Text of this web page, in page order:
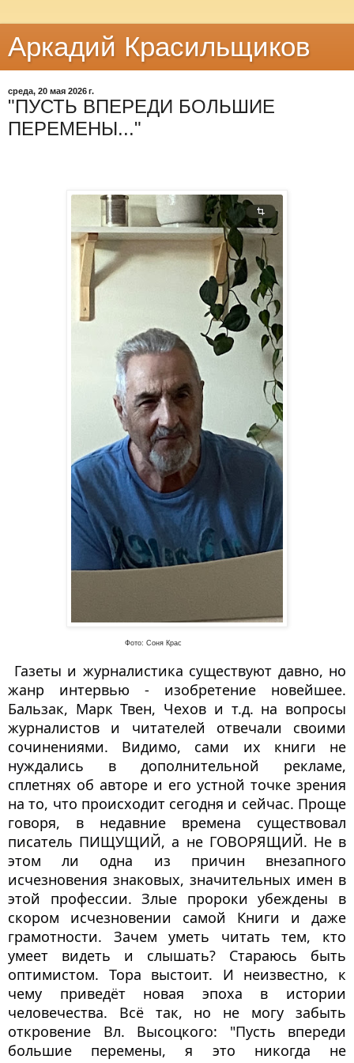
Аркадий Красильщиков
среда, 20 мая 2026 г.
"ПУСТЬ ВПЕРЕДИ БОЛЬШИЕ
ПЕРЕМЕНЫ..."
Фото: Соня Крас
жанр интервью - изобретение новейшее.
Бальзак, Марк Твен, Чехов и т.д. на вопросы
журналистов и читателей отвечали своими
сочинениями. Видимо, сами их книги не
нуждались в дополнительной рекламе,
сплетнях об авторе и его устной точке зрения
на то, что происходит сегодня и сейчас. Проще
говоря, в недавние времена существовал
писатель ПИЩУЩИЙ, а не ГОВОРЯЩИЙ. Не в
этом ли одна из причин внезапного
исчезновения знаковых, значительных имен в
этой профессии. Злые пророки убеждены в
скором исчезновении самой Книги и даже
грамотности. Зачем уметь читать тем, кто
умеет видеть и слышать? Стараюсь быть
оптимистом. Тора выстоит. И неизвестно, к
чему приведёт новая эпоха в истории
человечества. Всё так, но не могу забыть
откровение Вл. Высоцкого: "Пусть впереди
большие перемены, я это никогда не